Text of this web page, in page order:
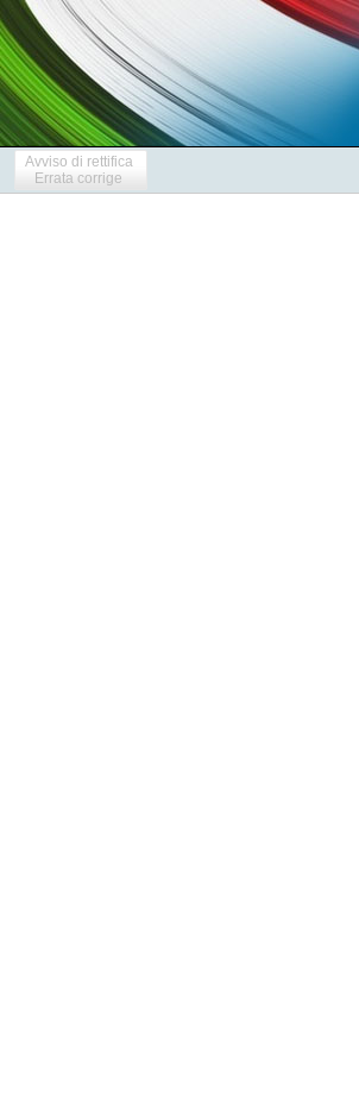
Avviso di rettifica
Errata corrige